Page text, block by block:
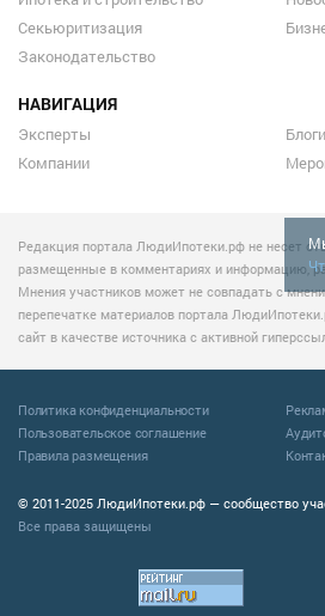
Секьюритизация
Законодательство
НАВИГАЦИЯ
Эксперты
Компании
Блоги
Редакция портала ЛюдиИпотеки.рф не несет
размещенные в комментариях и информацию,
Мнения участников может не совпадать с
перепечатке материалов портала
сайт в качестве источника с активной
© 2011-2025 ЛюдиИпотеки.рф — сообщество
Все права защищены
Политика конфиденциальности
Пользовательское соглашение
Правила размещения